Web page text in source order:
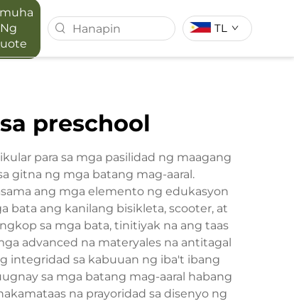
Ng
TL
preschool
para sa mga pasilidad ng maagang
gitna ng mga batang mag-aaral.
ang mga elemento ng edukasyon
bata ang kanilang bisikleta, scooter, at
sa mga bata, tinitiyak na ang taas
advanced na materyales na antitagal
integridad sa kabuuan ng iba't ibang
sa mga batang mag-aaral habang
na prayoridad sa disenyo ng